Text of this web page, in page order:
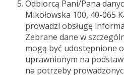
Odbiorcą Pani/Pana
Mikołowska 100, 40-065
prowadzi obsługę
Zebrane dane w
mogą być udostępnione
uprawnionym na
na potrzeby